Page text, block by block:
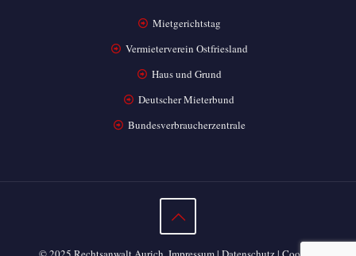
Mietgerichtstag
Vermieterverein Ostfriesland
Haus und Grund
Deutscher Mieterbund
Bundesverbraucherzentrale